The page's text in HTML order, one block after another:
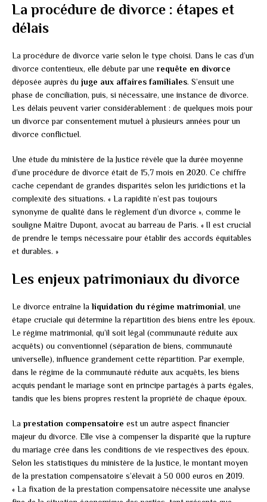
La procédure de divorce : étapes et
délais
La procédure de divorce varie selon le type choisi. Dans le cas d’un
divorce contentieux, elle débute par une requête en divorce
déposée auprès du juge aux affaires familiales. S’ensuit une
phase de conciliation, puis, si nécessaire, une instance de divorce.
Les délais peuvent varier considérablement : de quelques mois pour
un divorce par consentement mutuel à plusieurs années pour un
divorce conflictuel.
Une étude du ministère de la Justice révèle que la durée moyenne
d’une procédure de divorce était de 15,7 mois en 2020. Ce chiffre
cache cependant de grandes disparités selon les juridictions et la
complexité des situations. « La rapidité n’est pas toujours
synonyme de qualité dans le règlement d’un divorce », comme le
souligne Maître Dupont, avocat au barreau de Paris. « Il est crucial
de prendre le temps nécessaire pour établir des accords équitables
et durables. »
Les enjeux patrimoniaux du divorce
Le divorce entraîne la liquidation du régime matrimonial, une
étape cruciale qui détermine la répartition des biens entre les époux.
Le régime matrimonial, qu’il soit légal (communauté réduite aux
acquêts) ou conventionnel (séparation de biens, communauté
universelle), influence grandement cette répartition. Par exemple,
dans le régime de la communauté réduite aux acquêts, les biens
acquis pendant le mariage sont en principe partagés à parts égales,
tandis que les biens propres restent la propriété de chaque époux.
La prestation compensatoire est un autre aspect financier
majeur du divorce. Elle vise à compenser la disparité que la rupture
du mariage crée dans les conditions de vie respectives des époux.
Selon les statistiques du ministère de la Justice, le montant moyen
de la prestation compensatoire s’élevait à 50 000 euros en 2019.
« La fixation de la prestation compensatoire nécessite une analyse